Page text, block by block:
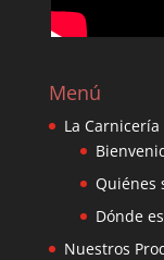
Menú
La
Quiénes
Dónde
Nuestros